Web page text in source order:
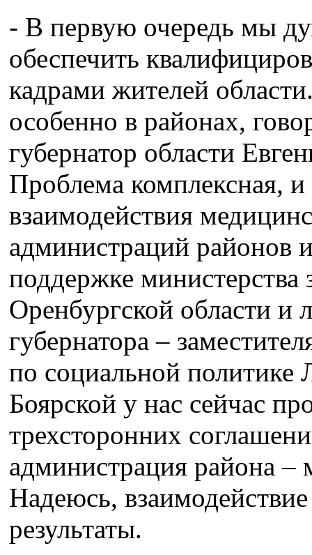
- В первую очередь мы
обеспечить
кадрами жителей
особенно в районах,
губернатор области
Проблема комплексная,
взаимодействия
администраций районов
поддержке министерства
Оренбургской области и
губернатора –
по социальной
Боярской у нас сейчас
трехсторонних
администрация района –
Надеюсь,
результаты.